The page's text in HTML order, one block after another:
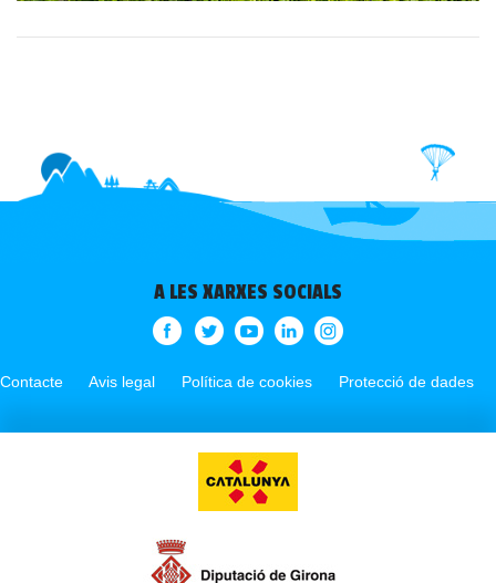
A LES XARXES SOCIALS
Contacte Avis legal Política de cookies Protecció de dades